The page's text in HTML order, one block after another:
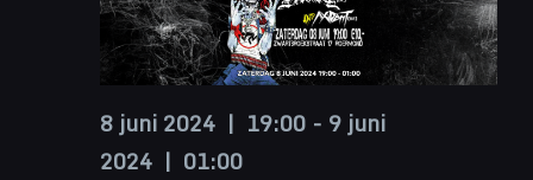
8 juni 2024 | 19:00 - 9 juni
2024 | 01:00